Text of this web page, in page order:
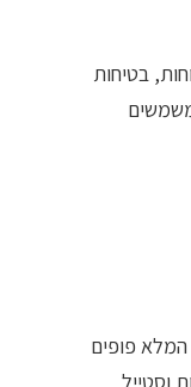
בטיחות
משמשים
המלא פופים